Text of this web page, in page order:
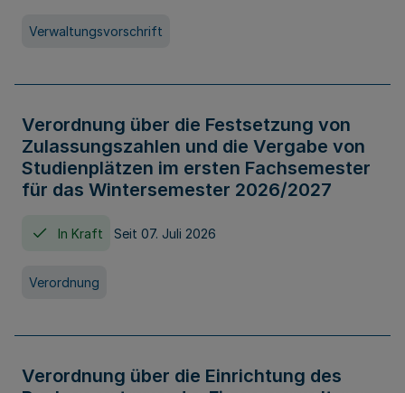
Verwaltungsvorschrift
Verordnung über die Festsetzung von
Zulassungszahlen und die Vergabe von
Studienplätzen im ersten Fachsemester
für das Wintersemester 2026/2027
In Kraft Seit 07. Juli 2026
Verordnung
Verordnung über die Einrichtung des